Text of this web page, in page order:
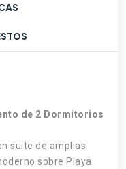
de 2 Dormitorios
suite de amplias
sobre Playa